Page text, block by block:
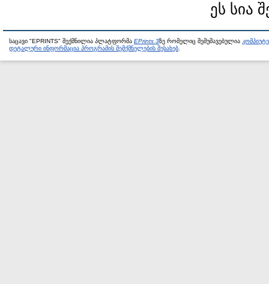
ეს სია
საცავი "EPRINTS" შექმნილია პლატფორმა EPrints 3ზე რომელიც შემუშავებულია
დეტალური ინფორმაცია პროგრამის შემქმნელების შესახებ